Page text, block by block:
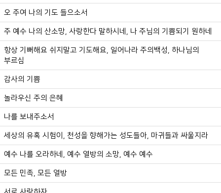
오 주여 나의 기도 들으소서
주 예수 나의 산소망, 사랑한다 말하시네, 나 주님의 기쁨되기 원하네
항상 기뻐해요 쉬지말고 기도해요, 일어나라 주의백성, 하나님의
부르심
감사의 기쁨
놀라우신 주의 은혜
나를 보내주소서
세상의 유혹 시험이, 천성을 향해가는 성도들아, 마귀들과 싸울지라
예수 나를 오라하네, 예수 열방의 소망, 예수 예수
모든 민족, 모든 열방